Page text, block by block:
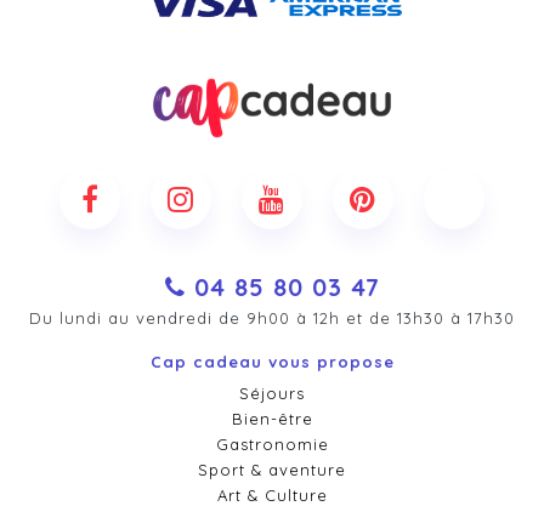
04 85 80 03 47
Du lundi au vendredi de 9h00 à 12h et de 13h30 à 17h30
Cap cadeau vous propose
Séjours
Bien-être
Gastronomie
Sport & aventure
Art & Culture